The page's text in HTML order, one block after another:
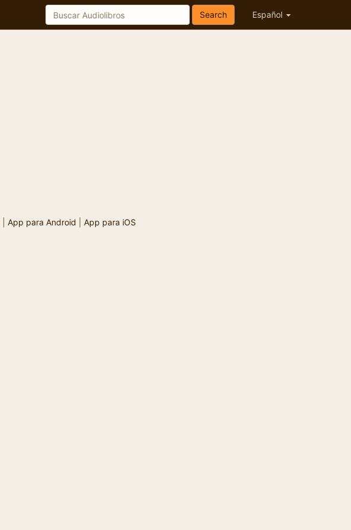
Español
Search
App para Android App para iOS